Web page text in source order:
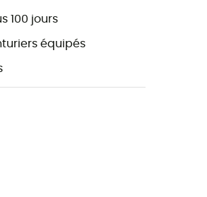
100 jours
équipés